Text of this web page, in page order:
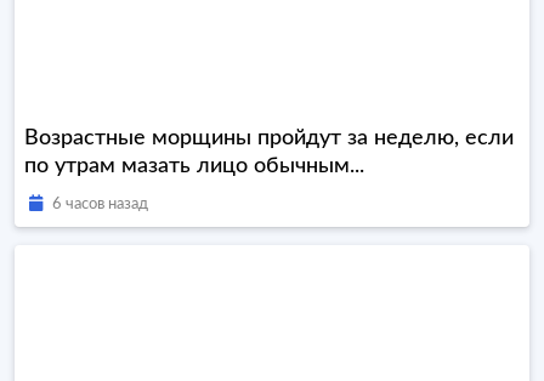
Возрастные морщины пройдут за неделю, если
по утрам мазать лицо обычным...
6 часов назад